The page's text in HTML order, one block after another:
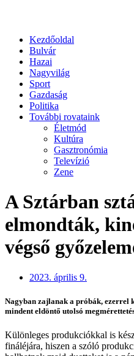
Kezdőoldal
Bulvár
Hazai
Nagyvilág
Sport
Gazdaság
Politika
További rovataink
Életmód
Kultúra
Gasztronómia
Televízió
Zene
A Sztárban
elmondták,
végső
2023. április 9.
Nagyban zajlanak a próbák, ezerrel
mindent eldöntő utolsó
Különleges produkciókkal is
fináléjára, hiszen a szóló